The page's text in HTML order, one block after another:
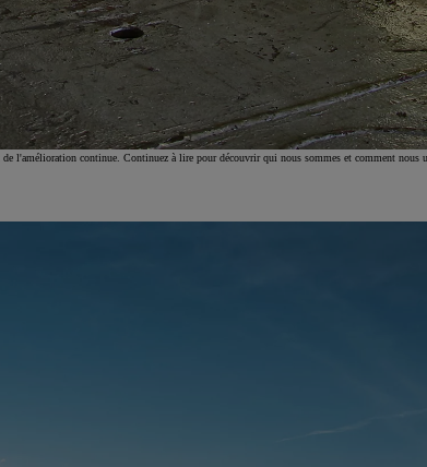
À partir de
ou financement à partir de
Yaris Cross
HYBRIDE
l'amélioration continue. Continuez à lire pour découvrir qui nous sommes et comment